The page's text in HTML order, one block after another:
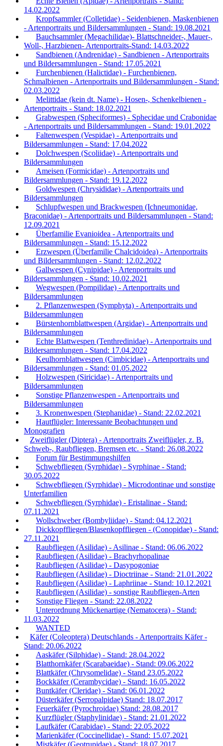
14.02.2022
Kropfsammler (Colletidae) - Seidenbienen, Maskenbienen
- Artenportraits und Bildersammlungen - Stand: 19.08.2021
Bauchsammler (Megachilidae)- Blattschneider-, Mauer-,
Woll-, Harzbienen- Artenportraits-Stand: 14.03.2022
Sandbienen (Andrenidae) - Sandbienen - Artenportraits
und Bildersammlungen - Stand: 17.05.2021
Furchenbienen (Halictidae) - Furchenbienen,
Schmalbienen - Artenportraits und Bildersammlungen - Stand:
02.03.2022
Melittidae (kein dt. Name) - Hosen-, Schenkelbienen -
Artenportraits - Stand: 18.02.2021
Grabwespen (Spheciformes) - Sphecidae und Crabonidae
- Artenportraits und Bildersammlungen - Stand: 19.01.2022
Faltenwespen (Vespidae) - Artenportraits und
Bildersammlungen - Stand: 17.04.2022
Dolchwespen (Scoliidae) - Artenportraits und
Bildersammlungen
Ameisen (Formicidae) - Artenportraits und
Bildersammlungen - Stand: 19.12.2022
Goldwespen (Chrysididae) - Artenportraits und
Bildersammlungen
Schlupfwespen und Brackwespen (Ichneumonidae,
Braconidae) - Artenportraits und Bildersammlungen - Stand:
12.09.2021
Überfamilie Evanioidea - Artenportraits und
Bildersammlungen - Stand: 15.12.2022
Erzwespen (Überfamilie Chalcidoidea) - Artenportraits
und Bildersammlungen - Stand: 12.02.2022
Gallwespen (Cynipidae) - Artenportraits und
Bildersammlungen - Stand: 10.02.2021
Wegwespen (Pompilidae) - Artenportraits und
Bildersammlungen
2. Pflanzenwespen (Symphyta) - Artenportraits und
Bildersammlungen
Bürstenhornblattwespen (Argidae) - Artenportraits und
Bildersammlungen
Echte Blattwespen (Tenthredinidae) - Artenportraits und
Bildersammlungen - Stand: 17.04.2022
Keulhornblattwespen (Cimbicidae) - Artenportraits und
Bildersammlungen - Stand: 01.05.2022
Holzwespen (Siricidae) - Artenportraits und
Bildersammlungen
Sonstige Pflanzenwespen - Artenportraits und
Bildersammlungen
3. Kronenwespen (Stephanidae) - Stand: 22.02.2021
Hautflügler: Interessante Beobachtungen und
Monografien
Zweiflügler (Diptera) - Artenportraits Zweiflügler, z. B.
Schweb-, Raubfliegen, Bremsen etc. - Stand: 26.08.2022
Forum für Bestimmungshilfen
Schwebfliegen (Syrphidae) - Syrphinae - Stand:
30.05.2022
Schwebfliegen (Syrphidae) - Microdontinae und sonstige
Unterfamilien
Schwebfliegen (Syrphidae) - Eristalinae - Stand:
07.11.2021
Wollschweber (Bombyliidae) - Stand: 04.12.2021
Dickkopffliegen/Blasenkopffliegen - (Conopidae) - Stand:
27.11.2021
Raubfliegen (Asilidae) - Asilinae - Stand: 06.06.2022
Raubfliegen (Asilidae) - Brachyrhopalinae
Raubfliegen (Asilidae) - Dasypogoniae
Raubfliegen (Asilidae) - Dioctriinae - Stand: 21.01.2022
Raubfliegen (Asilidae) - Laphriinae - Stand: 10.12.2021
Raubfliegen (Asilidae) - sonstige Raubfliegen-Arten
Sonstige Fliegen - Stand: 22.08.2022
Unterordnung Mückenartige (Nematocera) - Stand:
11.03.2022
WANTED
Käfer (Coleoptera) Deutschlands - Artenportraits Käfer -
Stand: 20.06.2022
Aaskäfer (Silphidae) - Stand: 28.04.2022
Blatthornkäfer (Scarabaeidae) - Stand: 09.06.2022
Blattkäfer (Chrysomelidae) - Stand 23.05.2022
Bockkäfer (Cerambycidae) - Stand: 16.05.2022
Buntkäfer (Cleridae) - Stand: 06.01.2022
Düsterkäfer (Serropalpidae) Stand: 18.07.2017
Feuerkäfer (Pyrochroidae) Stand: 28.08.2017
Kurzflügler (Staphylinidae) - Stand: 21.01.2022
Laufkäfer (Carabidae) - Stand: 22.05.2022
Marienkäfer (Coccinellidae) - Stand: 15.07.2021
Mistkäfer (Geotrupidae) - Stand: 18.07.2017